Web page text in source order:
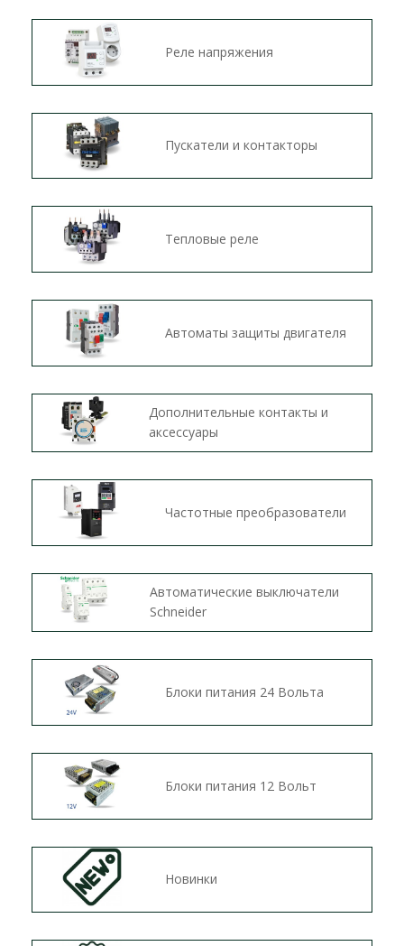
Реле напряжения
Пускатели и контакторы
Тепловые реле
Автоматы защиты двигателя
Дополнительные контакты и
аксессуары
Частотные преобразователи
Автоматические выключатели
Schneider
Блоки питания 24 Вольта
Блоки питания 12 Вольт
Новинки